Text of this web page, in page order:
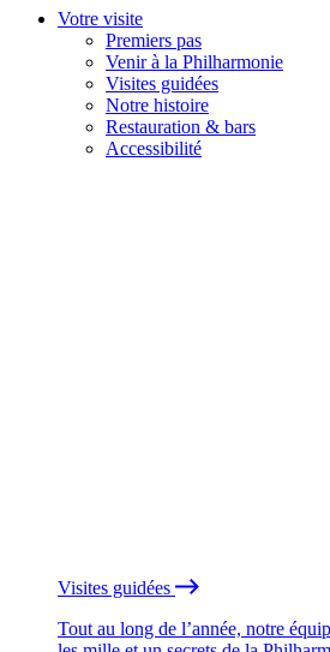
Votre visite
Premiers pas
Venir à la Philharmonie
Visites guidées
Notre histoire
Restauration & bars
Accessibilité
Visites guidées
Tout au long de l’année, notre